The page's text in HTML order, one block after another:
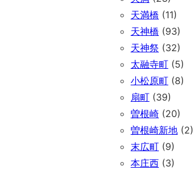
天満橋 (11)
天神橋 (93)
天神祭 (32)
太融寺町 (5)
小松原町 (8)
扇町 (39)
曽根崎 (20)
曽根崎新地 (2)
末広町 (9)
本庄西 (3)